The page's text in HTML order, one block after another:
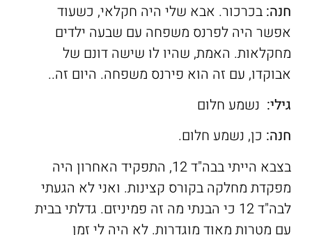
חנה: בכרכור. אבא שלי היה חקלאי, כשעוד
אפשר היה לפרנס משפחה עם שבעה ילדים
מחקלאות. האמת, שהיו לו שישה דונם של
אבוקדו, עם זה הוא פירנס משפחה. היום זה..
גילי: נשמע חלום
חנה: כן, נשמע חלום.
בצבא הייתי בבה"ד 12, התפקיד האחרון היה
מפקדת מחלקה בקורס קצינות. ואני לא הגעתי
לבה"ד 12 כי הבנתי מה זה פמיניזם. גדלתי בבית
עם מטרות מאוד מוגדרות. לא היה לי זמן